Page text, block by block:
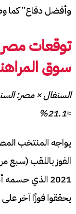
وأفضل دفاع” كما
توقعات
سوق
≈21.1%
يواجه المنتخب
الفوز باللقب (سبع
2021 الذي
يحققوا فوزًا آخر